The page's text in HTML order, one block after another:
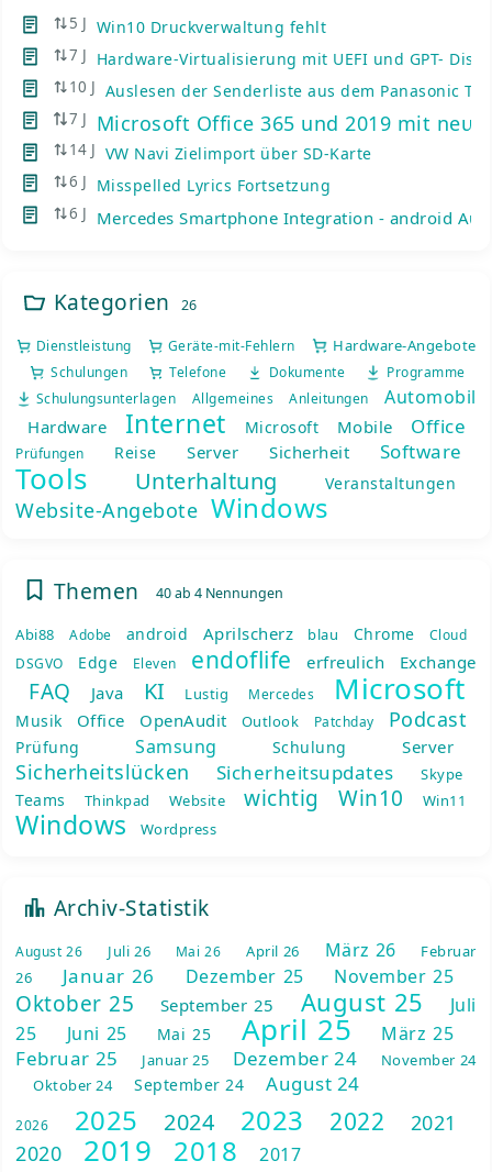
5 J Win10 Druckverwaltung fehlt
7 J Hardware-Virtualisierung mit UEFI und GPT- Disks
10 J Auslesen der Senderliste aus dem Panasonic TV
7 J Microsoft Office 365 und 2019 mit
14 J VW Navi Zielimport über SD-Karte
6 J Misspelled Lyrics Fortsetzung
6 J Mercedes Smartphone Integration - android
Kategorien 26
Dienstleistung Geräte-mit-Fehlern Hardware-Angebote
Schulungen Telefone Dokumente
Programme
Schulungsunterlagen
Allgemeines Anleitungen Automobil
Hardware Internet Microsoft Mobile Office
Prüfungen Reise Server Sicherheit Software
Tools Unterhaltung Veranstaltungen
Website-Angebote Windows
Themen 40 ab 4 Nennungen
Abi88 Adobe android Aprilscherz blau Chrome
Cloud
DSGVO
Edge Eleven endoflife erfreulich Exchange
FAQ Java KI Lustig Mercedes Microsoft
Musik Office OpenAudit Outlook Patchday Podcast
Prüfung Samsung Schulung Server
Sicherheitslücken Sicherheitsupdates Skype
Teams Thinkpad Website wichtig Win10 Win11
Windows Wordpress
Archiv-Statistik
August 26 Juli 26 Mai 26 April 26 März 26
Februar
26
Januar 26 Dezember 25 November 25
Oktober 25 September 25 August 25
Juli
25
Juni 25 Mai 25 April 25 März 25
Februar 25 Januar 25 Dezember 24
November 24
Oktober 24
September 24 August 24
2026 2025 2024 2023 2022
2021
2020
2019 2018 2017